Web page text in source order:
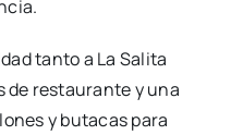
tan­to a La Sali­ta
de res­tau­ran­te y una
y buta­cas para